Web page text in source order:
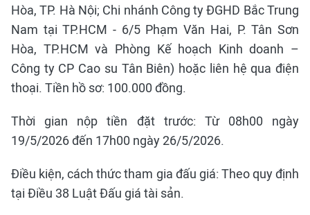
Hòa, TP. Hà Nội; Chi nhánh Công ty ĐGHD Bắc Trung
Nam tại TP.HCM - 6/5 Phạm Văn Hai, P. Tân Sơn
Hòa, TP.HCM và Phòng Kế hoạch Kinh doanh –
Công ty CP Cao su Tân Biên) hoặc liên hệ qua điện
thoại. Tiền hồ sơ: 100.000 đồng.
Thời gian nộp tiền đặt trước: Từ 08h00 ngày
19/5/2026 đến 17h00 ngày 26/5/2026.
Điều kiện, cách thức tham gia đấu giá: Theo quy định
tại Điều 38 Luật Đấu giá tài sản.